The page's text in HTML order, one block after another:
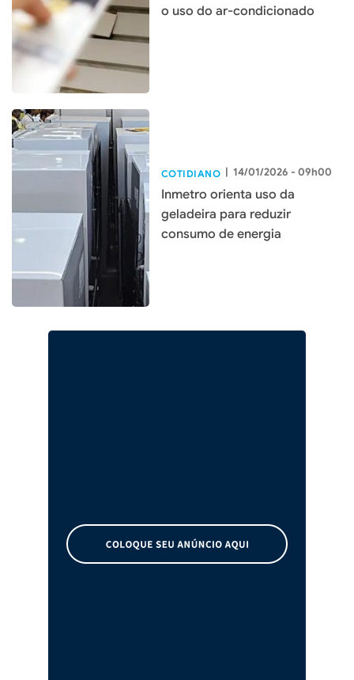
o uso do ar-condicionado
COTIDIANO | 14/01/2026 - 09h00
Inmetro orienta uso da
geladeira para reduzir
consumo de energia